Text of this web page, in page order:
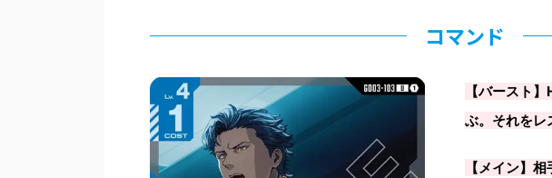
コマンド
【バースト
ぶ。それをレ
【メイン】